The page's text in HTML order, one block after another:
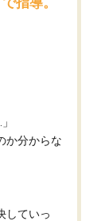
か分からな
していっ